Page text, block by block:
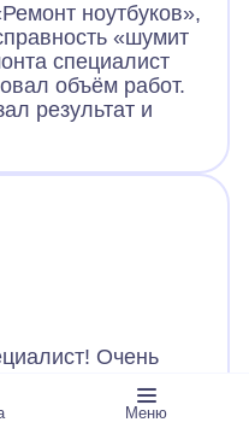
ноутбуков»,
«шумит
специалист
объём работ.
результат и
Очень
настроил и
Объяснил все
Меню